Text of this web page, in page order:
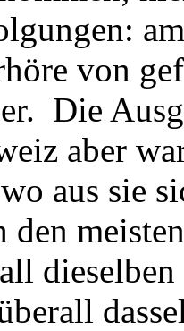
von
Die
aber
aus sie
den